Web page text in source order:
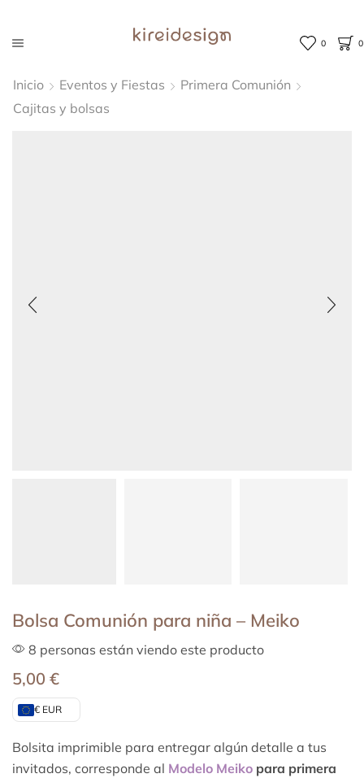
0 0
Inicio Eventos y Fiestas
Primera Comunión
Cajitas y bolsas
Bolsa Comunión para niña – Meiko
8 personas están viendo este producto
5,00 €
€ EUR
Bolsita imprimible para entregar algún detalle a tus
invitados, corresponde al Modelo Meiko para primera